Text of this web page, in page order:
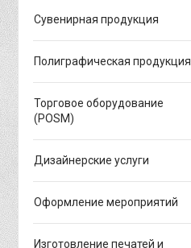
Сувенирная продукция
Полиграфическая продукция
Торговое оборудование
(POSM)
Дизайнерские услуги
Оформление мероприятий
Изготовление печатей и